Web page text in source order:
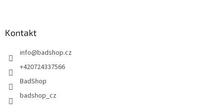
Kontakt
info@badshop.cz
+420724337566
BadShop
badshop_cz